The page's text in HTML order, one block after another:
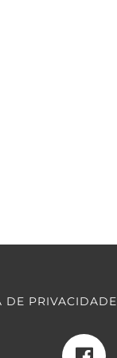
DE PRIVACIDADE